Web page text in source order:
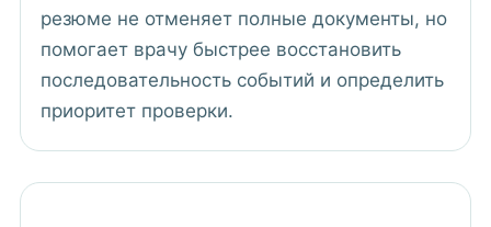
резюме не отменяет полные документы, но
помогает врачу быстрее восстановить
последовательность событий и определить
приоритет проверки.